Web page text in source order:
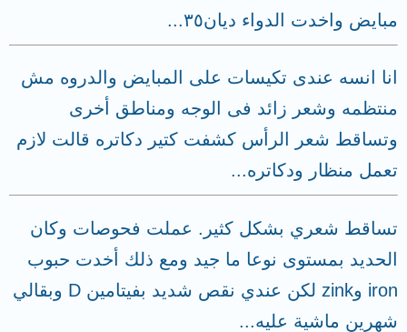
مبايض واخدت الدواء ديان٣٥...
انا انسه عندى تكيسات على المبايض والدروه مش
منتظمه وشعر زائد فى الوجه ومناطق أخرى
وتساقط شعر الرأس كشفت كتير دكاتره قالت لازم
تعمل منظار ودكاتره...
تساقط شعري بشكل كثير. عملت فحوصات وكان
الحديد بمستوى نوعا ما جيد ومع ذلك أخدت حبوب
iron وzink لكن عندي نقص شديد بفيتامين D وبقالي
شهرين ماشية عليه...